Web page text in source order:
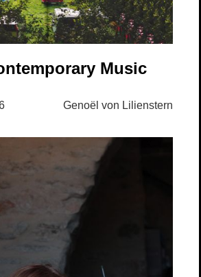
Music
Genoël von Lilienstern